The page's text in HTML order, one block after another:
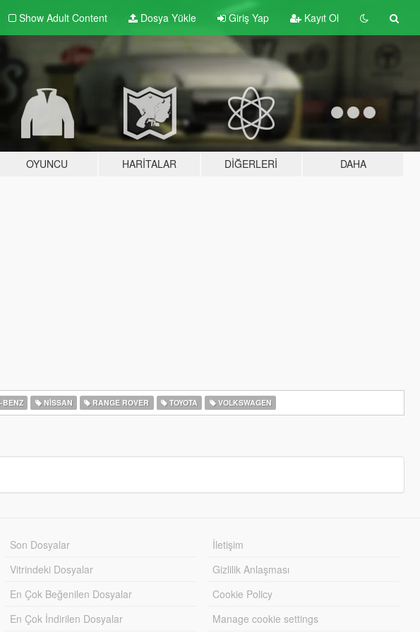
Show Adult Content Dosya Yükle Giriş Yap Kayıt Ol
OYUNCU HARITALAR DIĞERLERI DAHA
BENZ NISSAN RANGE ROVER TOYOTA VOLKSWAGEN
Son Dosyalar
Vitrindeki Dosyalar
En Çok Beğenilen Dosyalar
En Çok İndirilen Dosyalar
İletişim
Gizlilik Anlaşması
Cookie Policy
Manage cookie settings